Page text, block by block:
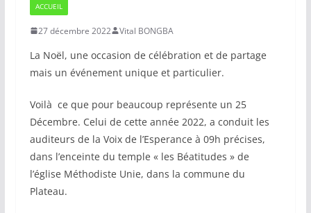
ACCUEIL
27 décembre 2022 Vital BONGBA
La Noël, une occasion de célébration et de partage
mais un événement unique et particulier.
Voilà ce que pour beaucoup représente un 25
Décembre. Celui de cette année 2022, a conduit les
auditeurs de la Voix de l’Esperance à 09h précises,
dans l’enceinte du temple « les Béatitudes » de
l’église Méthodiste Unie, dans la commune du
Plateau.